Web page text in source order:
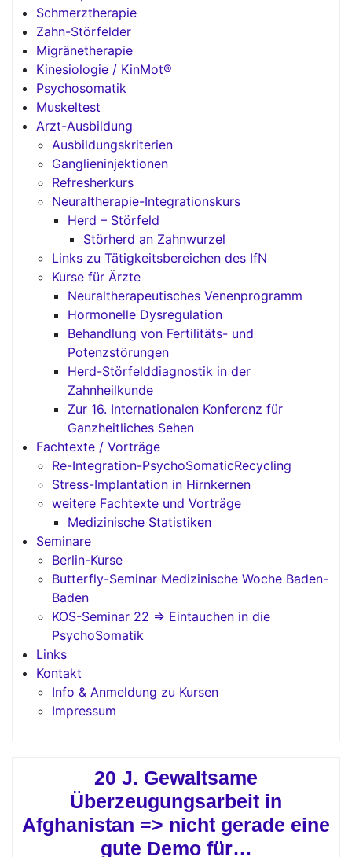
Schmerztherapie
Zahn-Störfelder
Migränetherapie
Kinesiologie / KinMot®
Psychosomatik
Muskeltest
Arzt-Ausbildung
Ausbildungskriterien
Ganglieninjektionen
Refresherkurs
Neuraltherapie-Integrationskurs
Herd – Störfeld
Störherd an Zahnwurzel
Links zu Tätigkeitsbereichen des IfN
Kurse für Ärzte
Neuraltherapeutisches Venenprogramm
Hormonelle Dysregulation
Behandlung von Fertilitäts- und
Potenzstörungen
Herd-Störfelddiagnostik in der
Zahnheilkunde
Zur 16. Internationalen Konferenz für
Ganzheitliches Sehen
Fachtexte / Vorträge
Re-Integration-PsychoSomaticRecycling
Stress-Implantation in Hirnkernen
weitere Fachtexte und Vorträge
Medizinische Statistiken
Seminare
Berlin-Kurse
Butterfly-Seminar Medizinische Woche Baden-
Baden
KOS-Seminar 22 => Eintauchen in die
PsychoSomatik
Links
Kontakt
Info & Anmeldung zu Kursen
Impressum
20 J. Gewaltsame
Überzeugungsarbeit in
Afghanistan => nicht gerade eine
gute Demo für…